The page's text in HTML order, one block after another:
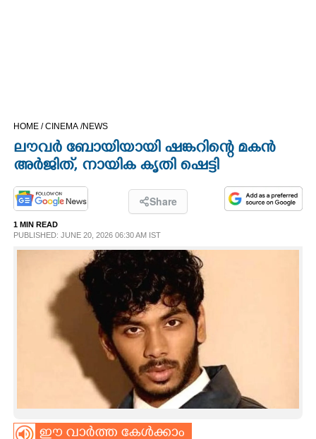
SPIRITUAL
ASTRO
HOME /CINEMA /NEWS
ലൗവർ ബോയിയായി ഷങ്കറിന്റെ മകൻ
അർജിത്, നായിക കൃതി ഷെട്ടി
Share
1 MIN READ
PUBLISHED: JUNE 20, 2026 06:30 AM IST
ഈ വാർത്ത കേൾക്കാം